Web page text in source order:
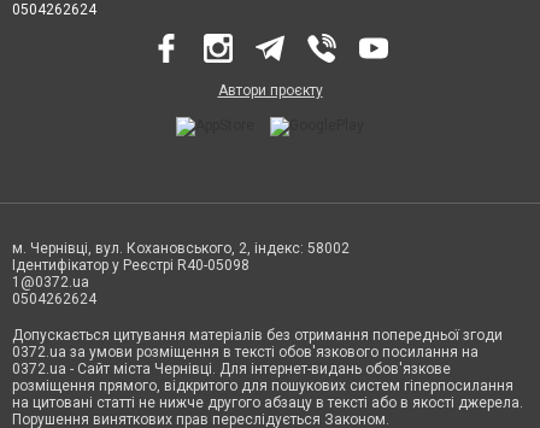
0504262624
Автори проєкту
м. Чернівці, вул. Кохановського, 2, індекс: 58002
Ідентифікатор у Реєстрі R40-05098
1@0372.ua
0504262624
Допускається цитування матеріалів без отримання попередньої згоди
0372.ua за умови розміщення в тексті обов'язкового посилання на
0372.ua - Сайт міста Чернівці. Для інтернет-видань обов'язкове
розміщення прямого, відкритого для пошукових систем гіперпосилання
на цитовані статті не нижче другого абзацу в тексті або в якості джерела.
Порушення виняткових прав переслідується Законом.